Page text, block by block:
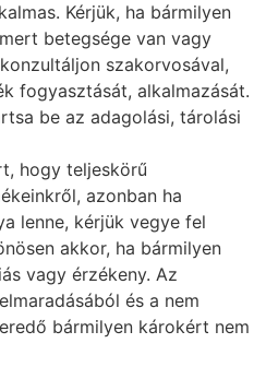
Kérjük, ha bármilyen
betegsége van vagy
szakorvosával,
fogyasztását, alkalmazását.
be az adagolási, tárolási
hogy teljeskörű
azonban ha
lenne, kérjük vegye fel
akkor, ha bármilyen
vagy érzékeny. Az
és a nem
bármilyen károkért nem